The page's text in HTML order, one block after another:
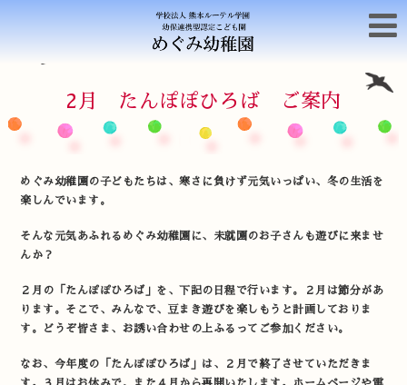
2月 たんぽぽひろば ご案内
めぐみ幼稚園の子どもたちは、寒さに負けず元気いっぱい、冬の生活を
楽しんでいます。
そんな元気あふれるめぐみ幼稚園に、未就園のお子さんも遊びに来ませ
んか？
２月の「たんぽぽひろば」を、下記の日程で行います。２月は節分があ
ります。そこで、みんなで、豆まき遊びを楽しもうと計画しておりま
す。どうぞ皆さま、お誘い合わせの上ふるってご参加ください。
なお、今年度の「たんぽぽひろば」は、２月で終了させていただきま